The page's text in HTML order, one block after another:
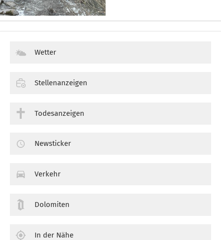
Wetter
Stellenanzeigen
Todesanzeigen
Newsticker
Verkehr
Dolomiten
In der Nähe